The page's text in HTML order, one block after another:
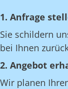
1. Anfrage
Sie schildern
bei Ihnen
2. Angebot
Wir planen